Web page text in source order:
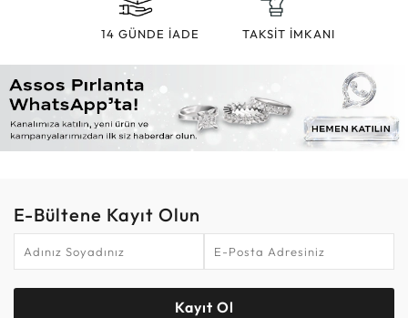
14 GÜNDE İADE TAKSİT İMKANI
E-Bültene Kayıt Olun
Kayıt Ol